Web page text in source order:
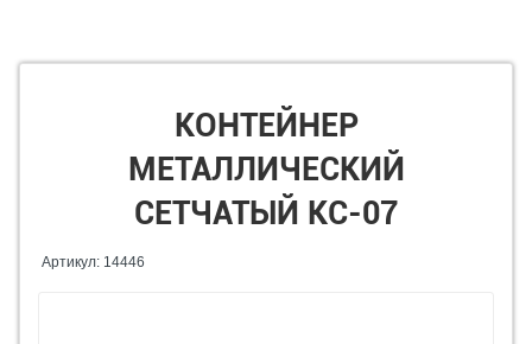
КОНТЕЙНЕР
МЕТАЛЛИЧЕСКИЙ
СЕТЧАТЫЙ КС-07
Артикул: 14446